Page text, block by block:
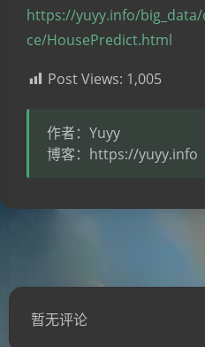
https://yuyy.info/big_data/
ce/HousePredict.html
Post Views: 1,005
作者：Yuyy
博客：https://yuyy.info
豆
暂无评论